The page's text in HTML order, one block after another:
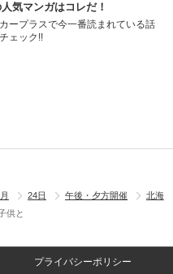
気マンガはコレだ！
ープラスで今一番読まれている話
ェック!!
24日 午後・夕方開催
北海
供と
プライバシーポリシー